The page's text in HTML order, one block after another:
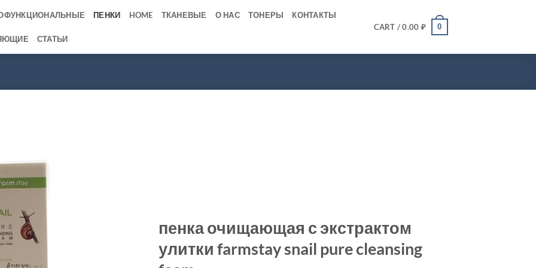
ПЕНКИ HOME ТКАНЕВЫЕ О НАС ТОНЕРЫ КОНТАКТЫ
СТАТЬИ
CART /0.00 ₽ 0
пенка очищающая с экстрактом
улитки farmstay snail pure cleansing